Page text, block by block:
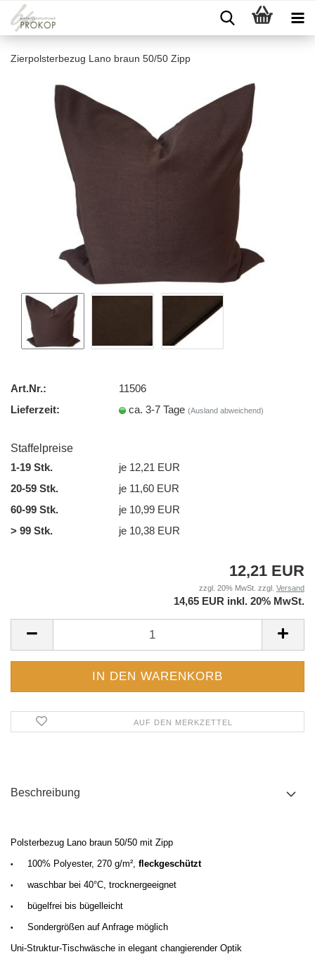
Zierpolsterbezug Lano braun 50/50 Zipp
Art.Nr.:
11506
Lieferzeit:
ca. 3-7 Tage(Ausland abweichend)
Staffelpreise
1-19 Stk.
je 12,21 EUR
20-59 Stk.
je 11,60 EUR
60-99 Stk.
je 10,99 EUR
> 99 Stk.
je 10,38 EUR
12,21 EUR
zzgl. 20% MwSt. zzgl. Versand
14,65 EUR inkl. 20% MwSt.
AUF DEN MERKZETTEL
Beschreibung
Polsterbezug Lano braun 50/50 mit Zipp
• 100% Polyester, 270 g/m², fleckgeschützt
• waschbar bei 40°C, trocknergeeignet
• bügelfrei bis bügelleicht
•
Sondergrößen auf Anfrage möglich
Uni-Struktur-Tischwäsche in elegant changierender Optik